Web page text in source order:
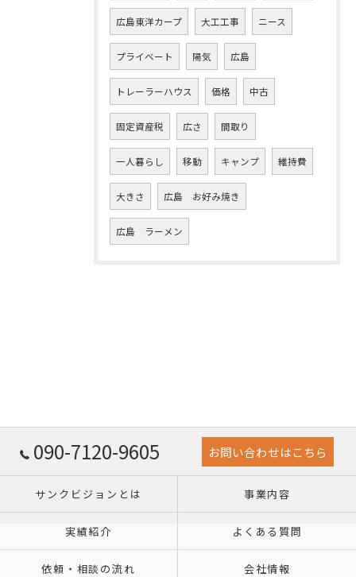
広島東洋カープ 大工工事 ニース
プライベート 陽気 広島
トレーラーハウス 価格 中古
固定資産税 広さ 間取り
一人暮らし 移動 キャンプ 維持費
大きさ 広島 お好み焼き
広島 ラーメン
090-7120-9605 お問い合わせはこちら
サンクビジョンとは 事業内容
実績紹介 よくある質問
依頼・相談の流れ 会社情報